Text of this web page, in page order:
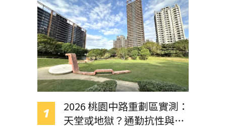
中路的時候,有兩件事最常從買方口中聽到,
也最常被拿來當議價的參考&mdash; 「台
鐵中路車站都開工了。」 「以後捷運會蓋到
這裡。」 聽起來都很合理。但把地圖拉近,
你會看到一個有意思的結構: 「中路車站」
在國際路一段 &times; 宏昌十三街路口,是中
路重劃區東北角外側,離重劃區邊界大約 3 公
里。 從中
2026 桃園中路重劃區實測：
天堂或地獄？通勤抗性與房